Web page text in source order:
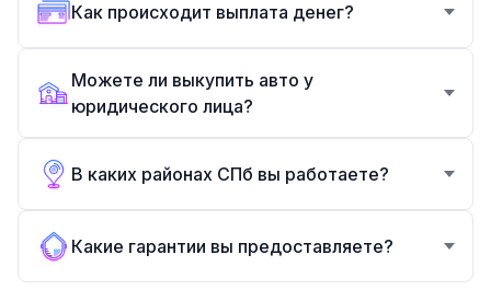
Как происходит выплата денег?
Можете ли выкупить авто у
юридического лица?
В каких районах СПб вы работаете?
Какие гарантии вы предоставляете?